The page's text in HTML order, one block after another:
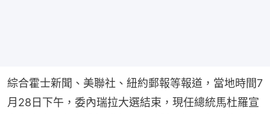
綜合霍士新聞、美聯社、紐約郵報等報道，當地時間7
月28日下午，委內瑞拉大選結束，現任總統馬杜羅宣